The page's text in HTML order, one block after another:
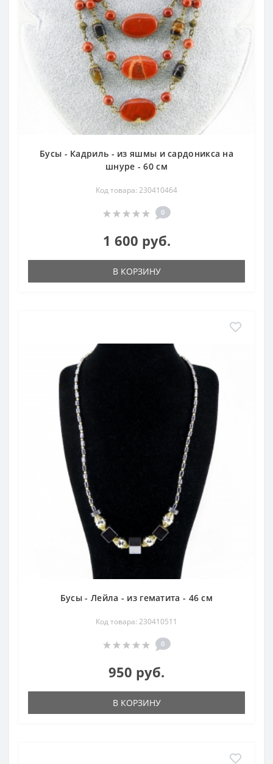
Бусы - Кадриль - из яшмы и сардоникса на
шнуре - 60 см
Код товара: 230410464
0
1 600 руб.
В КОРЗИНУ
Бусы - Лейла - из гематита - 46 см
Код товара: 230410511
0
950 руб.
В КОРЗИНУ